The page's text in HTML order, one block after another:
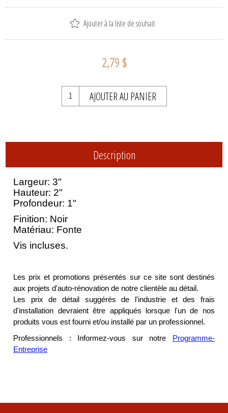
Ajouter à la liste de souhait
2,79 $
AJOUTER AU PANIER
Description
Largeur: 3"
Hauteur: 2"
Profondeur: 1"
Finition: Noir
Matériau: Fonte
Vis incluses.
Les prix et promotions présentés sur ce site sont destinés
aux projets d'auto-rénovation de notre clientèle au détail.
Les prix de détail suggérés de l'industrie et des frais
d'installation devraient être appliqués lorsque l'un de nos
produits vous est fourni et/ou installé par un professionnel.
Professionnels : Informez-vous sur notre
Programme-
Entreprise